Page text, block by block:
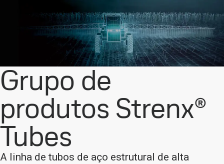
Grupo de
produtos Strenx®
Tubes
A linha de tubos de aço estrutural de alta